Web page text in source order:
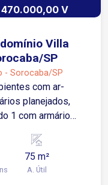
Luiz
fácil
Industrial e
470.000,00 V
Villa
SP
- Sorocaba/SP
planejados,
1 com armários
de serviço
coberta para
75 m²
A. Útil